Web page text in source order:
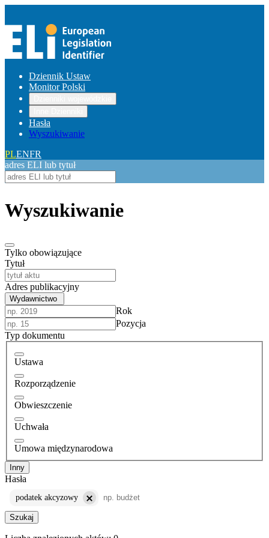
Dziennik Ustaw
Monitor Polski
Hasła
Wyszukiwanie
PLENFR
adres ELI lub tytuł
Wyszukiwanie
Tylko obowiązujące
Tytuł
Adres publikacyjny
Wydawnictwo
Rok
Pozycja
Typ dokumentu
Ustawa
Rozporządzenie
Obwieszczenie
Uchwała
Umowa międzynarodowa
Inny
Hasła
podatek akcyzowy
Szukaj